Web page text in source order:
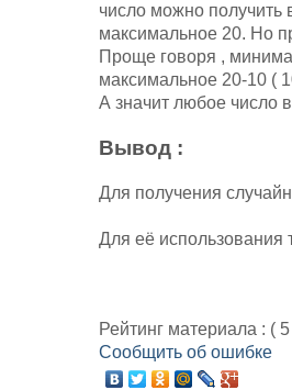
число можно получить
максимальное 20. Но
Проще говоря ,
максимальное 20-10 (
А значит любое число
Вывод :
Для получения
Для её использования
Рейтинг материала : ( 5
Сообщить об ошибке